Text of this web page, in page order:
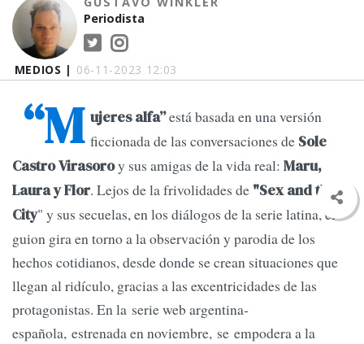
MEDIOS | 06-11-2023 12:03
Periodista
“M ujeres alfa”está basada en una versión
ficcionada de las conversaciones de Sole
Castro Virasoroy sus amigas de la vida real: Maru,
Laura y Flor. Lejos de la frivolidades de "Sex and the
City" y sus secuelas, en los diálogos de la serie latina, el
guion gira en torno a la observación y parodia de los
hechos cotidianos, desde donde se crean situaciones que
llegan al ridículo, gracias a las excentricidades de las
protagonistas. En la serie web argentina-
española, estrenada en noviembre, se empodera a la